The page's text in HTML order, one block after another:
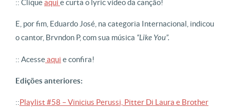
:: Cliqueaqui e curta o lyric vídeo da canção!
E, por fim, Eduardo José, na categoria Internacional, indicou
o cantor, Brvndon P, com sua música “Like You”.
:: Acesseaqui e confira!
Edições anteriores:
::Playlist #58 – Vinicius Perussi, Pitter Di Laura e Brother